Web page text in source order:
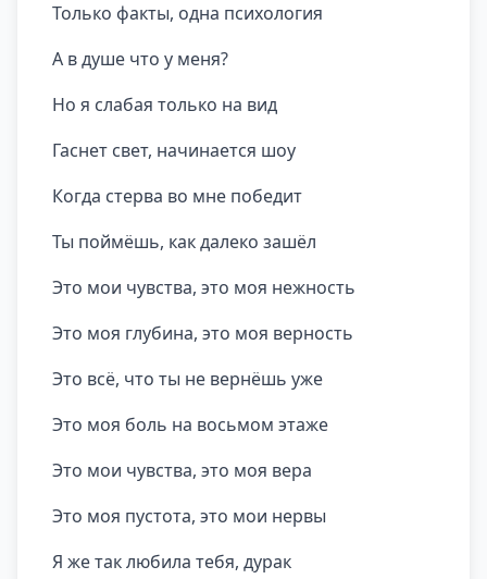
Только факты, одна психология
А в душе что у меня?
Но я слабая только на вид
Гаснет свет, начинается шоу
Когда стерва во мне победит
Ты поймёшь, как далеко зашёл
Это мои чувства, это моя нежность
Это моя глубина, это моя верность
Это всё, что ты не вернёшь уже
Это моя боль на восьмом этаже
Это мои чувства, это моя вера
Это моя пустота, это мои нервы
Я же так любила тебя, дурак